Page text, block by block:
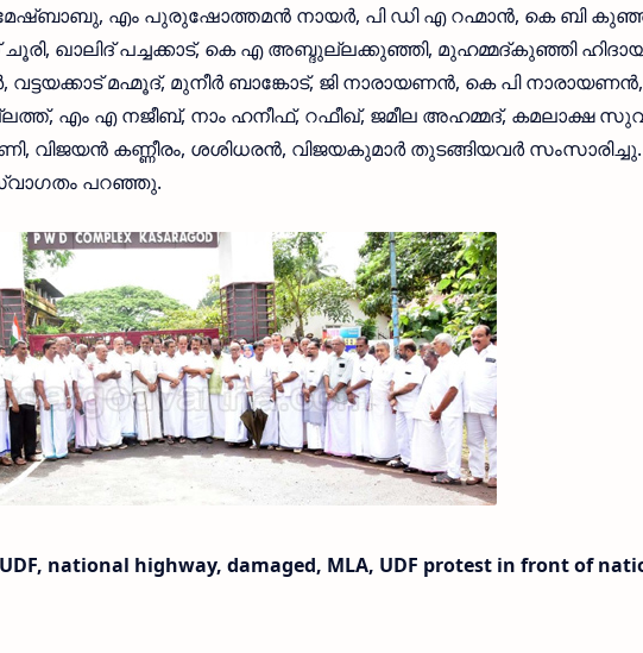
എം പുരുഷോത്തമന്‍ നായര്‍, പി ഡി എ റഹ്മാന്‍, കെ ബി
ഖാലിദ് പച്ചക്കാട്, കെ എ അബ്ദുല്ലക്കുഞ്ഞി, മുഹമ്മദ്കുഞ്ഞി
മഹ്മൂദ്, മുനീര്‍ ബാങ്കോട്, ജി നാരായണന്‍, കെ പി നാരായണന്‍,
എം എ നജീബ്, നാം ഹനീഫ്, റഫീഖ്, ജമീല അഹമ്മദ്, കമലാക്ഷ
വിജയന്‍ കണ്ണീരം, ശശിധരന്‍, വിജയകുമാര്‍ തുടങ്ങിയവര്‍ സംസാരിച്ചു.
പറഞ്ഞു.
national highway, damaged, MLA, UDF protest in front of